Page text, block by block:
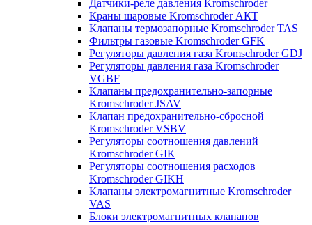
Датчики-реле давления Kromschroder
Краны шаровые Kromschroder АКТ
Клапаны термозапорные Kromschroder TAS
Фильтры газовые Kromschroder GFK
Регуляторы давления газа Kromschroder GDJ
Регуляторы давления газа Kromschroder
VGBF
Клапаны предохранительно-запорные
Kromschroder JSAV
Клапан предохранительно-сбросной
Kromschroder VSBV
Регуляторы соотношения давлений
Kromschroder GIK
Регуляторы соотношения расходов
Kromschroder GIKH
Клапаны электромагнитные Kromschroder
VAS
Блоки электромагнитных клапанов